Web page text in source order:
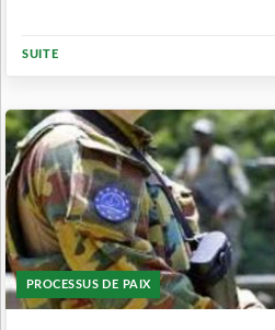
SUITE
PROCESSUS DE PAIX